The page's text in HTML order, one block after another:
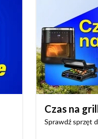
Czas na
Sprawdź sprzęt